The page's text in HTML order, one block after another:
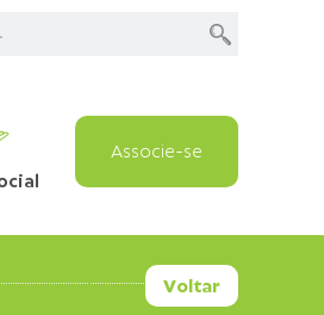
Associe-se
Voltar